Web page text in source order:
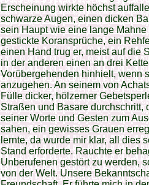
Erscheinung wirkte höchst
schwarze Augen, einen dicken
sein Haupt wie eine lange
gestickte Koransprüche, ein
einen Hand trug er, meist auf die
in der anderen einen an drei
Vorübergehenden hinhielt, wenn
anzugehen. An seinem von
Fülle dicker, hölzerner
Straßen und Basare durchschritt,
seiner Worte und Gesten zum
sahen, ein gewisses Grauen
lernte, da wurde mir klar, all dies
Stand erforderte. Rauchte er
Unberufenen gestört zu werden,
von der Welt. Unsere